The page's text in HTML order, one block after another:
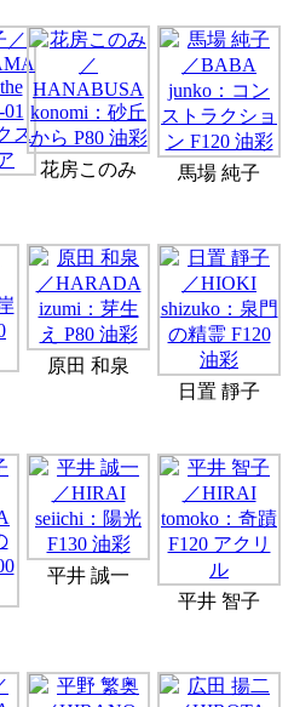
花房このみ 馬場 純子
原田 和泉
日置 靜子
平井 誠一
平井 智子